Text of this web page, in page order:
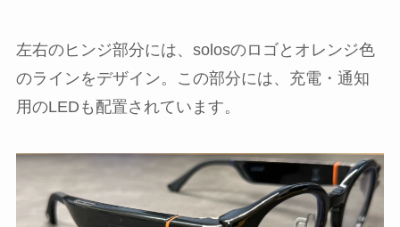
左右のヒンジ部分には、solosのロゴとオレンジ色
のラインをデザイン。この部分には、充電・通知
用のLEDも配置されています。